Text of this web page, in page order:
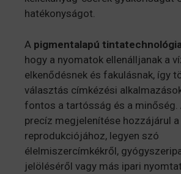
hatékonyságot.
A pigmentalapú
hogy a nyomatok ellenálljanak a
elkenődésnek és fakulásnak, így
választás címkézési
fontos a tartósság és a minőség.
precíz megjelenítése hozzájárul
reprodukciójához, legyen szó
élelmiszercímkékről,
jelöléséről vagy más ipari